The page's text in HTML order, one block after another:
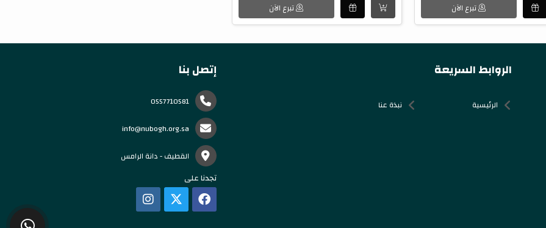
تبرع الآن تبرع الآن
الروابط السريعة
الرئيسية نبذة عنا
إتصل بنا
0557710581
info@nubogh.org.sa
القطيف - دانة الرامس
تجدنا على